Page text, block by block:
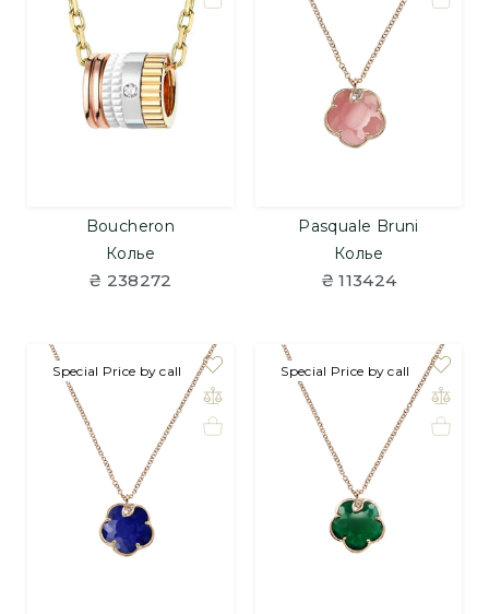
Boucheron
Колье
₴ 238272
Pasquale Bruni
Колье
₴ 113424
под заказ
Special Price by call под заказ
Special Price by call